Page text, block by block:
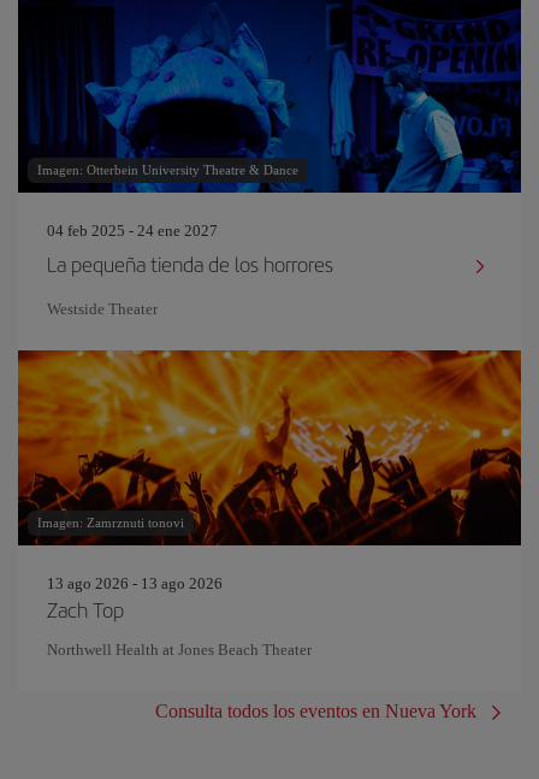
Imagen: Otterbein University Theatre & Dance
04 feb 2025 - 24 ene 2027
La pequeña tienda de los horrores
Westside Theater
Imagen: Zamrznuti tonovi
13 ago 2026 - 13 ago 2026
Zach Top
Northwell Health at Jones Beach Theater
Consulta todos los eventos en Nueva York